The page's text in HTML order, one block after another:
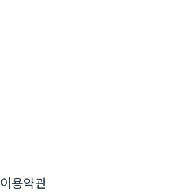
이용약관